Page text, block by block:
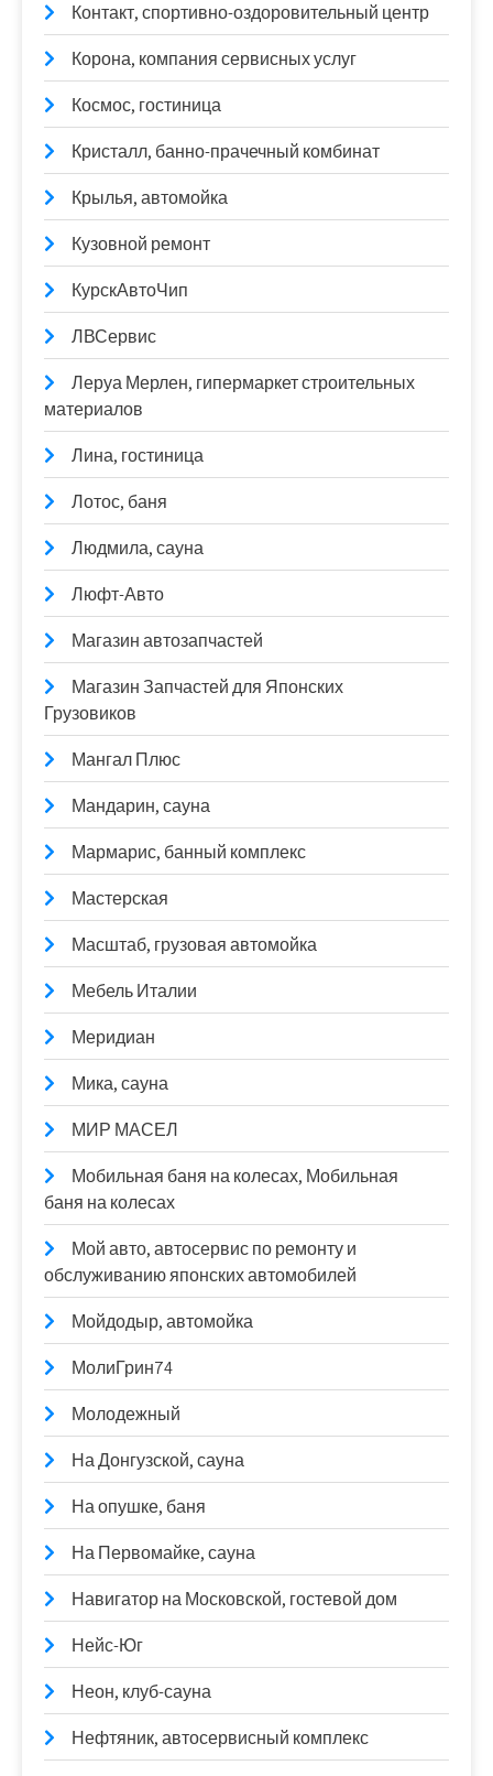
Контакт, спортивно-оздоровительный центр
Корона, компания сервисных услуг
Космос, гостиница
Кристалл, банно-прачечный комбинат
Крылья, автомойка
Кузовной ремонт
КурскАвтоЧип
ЛВСервис
Леруа Мерлен, гипермаркет строительных
материалов
Лина, гостиница
Лотос, баня
Людмила, сауна
Люфт-Авто
Магазин автозапчастей
Магазин Запчастей для Японских
Грузовиков
Мангал Плюс
Мандарин, сауна
Мармарис, банный комплекс
Мастерская
Масштаб, грузовая автомойка
Мебель Италии
Меридиан
Мика, сауна
МИР МАСЕЛ
Мобильная баня на колесах, Мобильная
баня на колесах
Мой авто, автосервис по ремонту и
обслуживанию японских автомобилей
Мойдодыр, автомойка
МолиГрин74
Молодежный
На Донгузской, сауна
На опушке, баня
На Первомайке, сауна
Навигатор на Московской, гостевой дом
Нейс-Юг
Неон, клуб-сауна
Нефтяник, автосервисный комплекс